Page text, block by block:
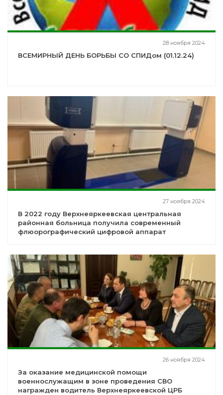
28 ноября 2024
ВСЕМИРНЫЙ ДЕНЬ БОРЬБЫ СО СПИДом (01.12.24)
27 ноября 2024
В 2022 году Верхнеяркеевская центральная
районная больница получила современный
флюорографический цифровой аппарат
26 ноября 2024
За оказание медицинской помощи
военнослужащим в зоне проведения СВО
награжден водитель Верхнеяркеевской ЦРБ